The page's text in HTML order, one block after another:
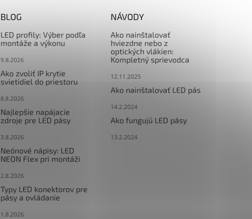
BLOG
LED profily: Výber podľa
montáže a výkonu
9.8.2026
Ako zvoliť IP krytie
svietidiel do priestoru
8.8.2026
Najlepšie napájacie
zdroje pre LED pásy
3.8.2026
Neónové nápisy: LED
NEON Flex pri montáži
2.8.2026
Typy LED konektorov pre
pásy a ovládanie
1.8.2026
NÁVODY
Ako nainštalovať
hviezdne nebo z
optických vlákien:
Kompletný sprievodca
12.11.2025
Ako nainštalovať LED pás
14.2.2024
Ako fungujú LED pásy
13.2.2024